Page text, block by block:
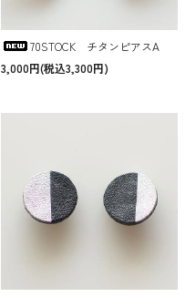
70STOCK チタンピアスA
3,000円(税込3,300円)